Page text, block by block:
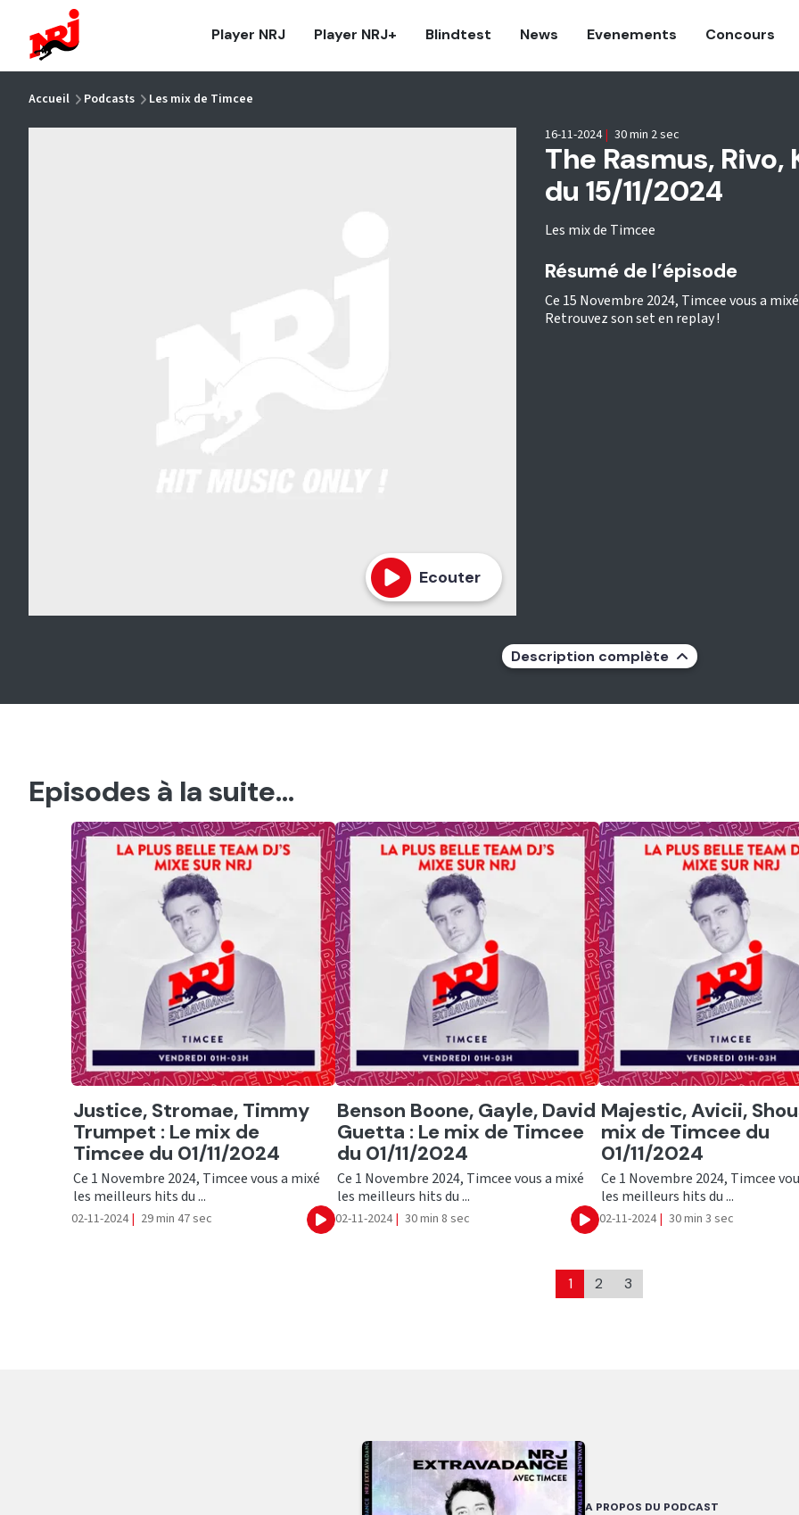
Player NRJ Player NRJ+ Blindtest News Evenements Concours
Accueil Podcasts Les mix de Timcee
Ecouter
The Rasmus,
du 15/11/2024
Les mix de Timcee
16-11-2024 | 30 min 2 sec
Résumé de l’épisode
Ce 15 Novembre 2024, Timcee vous a
Retrouvez son set en replay !
Description complète
Episodes à la suite...
Ecouter
Justice, Stromae, Timmy
Trumpet : Le mix de
Timcee du 01/11/2024
Ce 1 Novembre 2024, Timcee vous a mixé
les meilleurs hits du ...
02-11-2024 | 29 min 47 sec Ecouter
Ecouter
Benson Boone, Gayle, David
Guetta : Le mix de Timcee
du 01/11/2024
Ce 1 Novembre 2024, Timcee vous a mixé
les meilleurs hits du ...
02-11-2024 | 30 min 8 sec Ecouter
Ecouter
Majestic, Avicii,
mix de Timcee du
01/11/2024
Ce 1 Novembre 2024, Timcee
les meilleurs hits du ...
02-11-2024 | 30 min 3 sec
1 2 3
A PROPOS DU PODCAST